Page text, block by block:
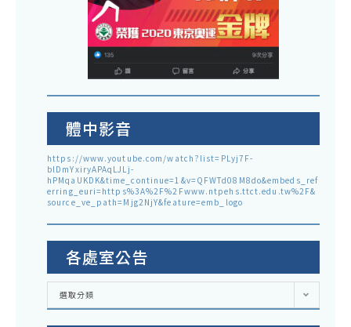
體中影音
https://www.youtube.com/watch?list=PLyj7F-
blDmYxiryAPAqLJLj-
hPMqaUKDK&time_continue=1&v=QFWTd08M8do&embeds_ref
erring_euri=https%3A%2F%2Fwww.ntpehs.ttct.edu.tw%2F&
source_ve_path=Mjg2NjY&feature=emb_logo
各處室公告
各
室
選取分類